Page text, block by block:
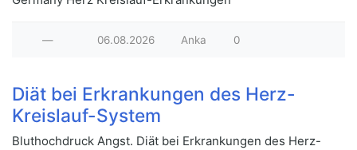
— 06.08.2026 Anka 0
Diät bei Erkrankungen des Herz-
Kreislauf-System
Bluthochdruck Angst. Diät bei Erkrankungen des Herz-